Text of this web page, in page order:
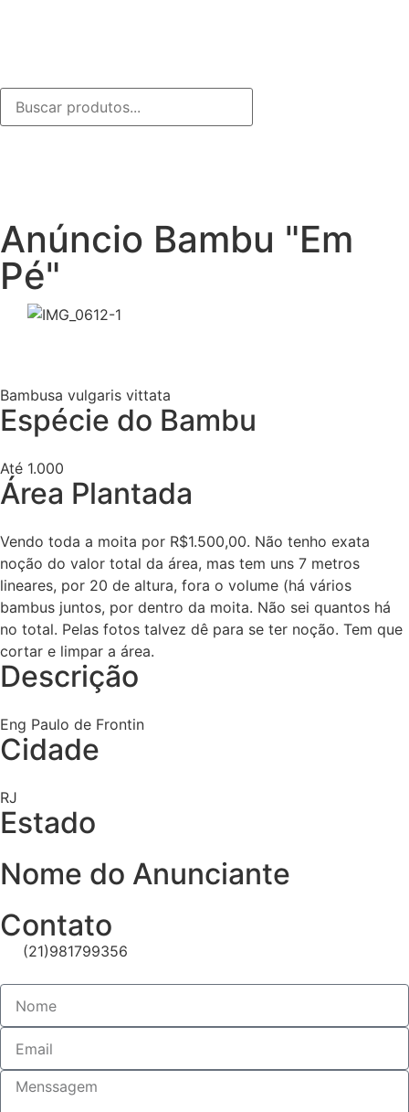
Anúncio Bambu "Em
Pé"
Bambusa vulgaris vittata
Espécie do Bambu
Até 1.000
Área Plantada
Vendo toda a moita por R$1.500,00. Não tenho exata
noção do valor total da área, mas tem uns 7 metros
lineares, por 20 de altura, fora o volume (há vários
bambus juntos, por dentro da moita. Não sei quantos há
no total. Pelas fotos talvez dê para se ter noção. Tem que
cortar e limpar a área.
Descrição
Eng Paulo de Frontin
Cidade
RJ
Estado
Nome do Anunciante
Contato
(21)981799356